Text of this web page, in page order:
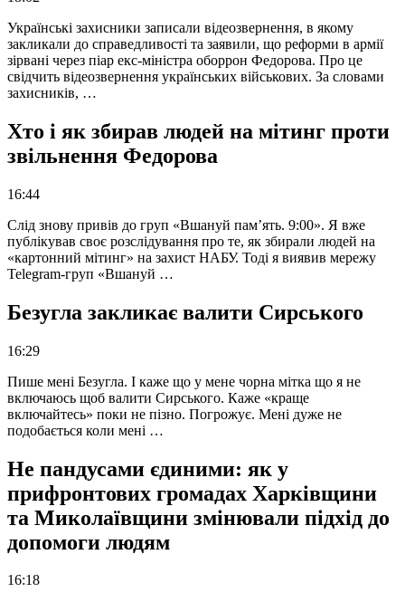
Українські захисники записали відеозвернення, в якому
закликали до справедливості та заявили, що реформи в армії
зірвані через піар екс-міністра оборрон Федорова. Про це
свідчить відеозвернення українських військових. За словами
захисників, …
Хто і як збирав людей на мітинг проти
звільнення Федорова
16:44
Слід знову привів до груп «Вшануй пам’ять. 9:00». Я вже
публікував своє розслідування про те, як збирали людей на
«картонний мітинг» на захист НАБУ. Тоді я виявив мережу
Telegram-груп «Вшануй …
Безугла закликає валити Сирського
16:29
Пише мені Безугла. І каже що у мене чорна мітка що я не
включаюсь щоб валити Сирського. Каже «краще
включайтесь» поки не пізно. Погрожує. Мені дуже не
подобається коли мені …
Не пандусами єдиними: як у
прифронтових громадах Харківщини
та Миколаївщини змінювали підхід до
допомоги людям
16:18